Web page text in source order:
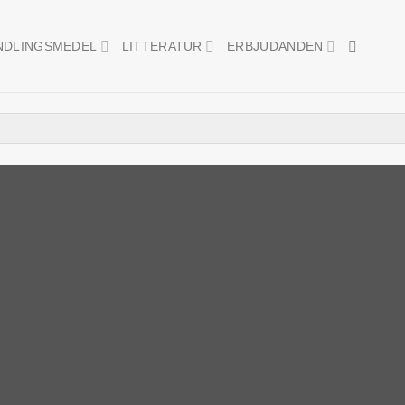
LITTERATUR ERBJUDANDEN